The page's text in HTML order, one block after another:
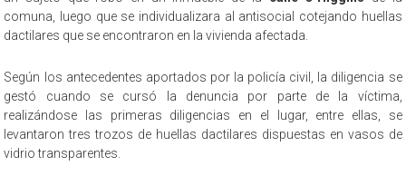
comuna, luego que se individualizara al antisocial cotejando huellas
dactilares que se encontraron en la vivienda afectada.
Según los antecedentes aportados por la policía civil, la diligencia se
gestó cuando se cursó la denuncia por parte de la víctima,
realizándose las primeras diligencias en el lugar, entre ellas, se
levantaron tres trozos de huellas dactilares dispuestas en vasos de
vidrio transparentes.